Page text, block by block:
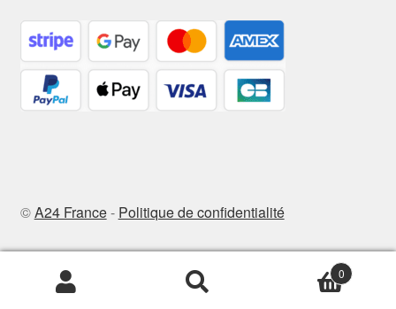
©A24 France- Politique de confidentialité
Recherche
Recherche
0